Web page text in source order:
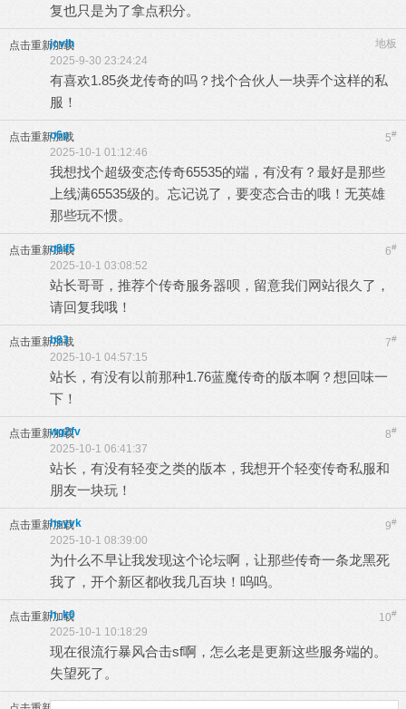
复也只是为了拿点积分。
点击重新加载 地板
jcvlh
2025-9-30 23:24:24
有喜欢1.85炎龙传奇的吗？找个合伙人一块弄个这样的私
服！
点击重新加载 5#
o6p
2025-10-1 01:12:46
我想找个超级变态传奇65535的端，有没有？最好是那些
上线满65535级的。忘记说了，要变态合击的哦！无英雄
那些玩不惯。
点击重新加载 6#
q8if5
2025-10-1 03:08:52
站长哥哥，推荐个传奇服务器呗，留意我们网站很久了，
请回复我哦！
点击重新加载 7#
b83
2025-10-1 04:57:15
站长，有没有以前那种1.76蓝魔传奇的版本啊？想回味一
下！
点击重新加载 8#
wg2fv
2025-10-1 06:41:37
站长，有没有轻变之类的版本，我想开个轻变传奇私服和
朋友一块玩！
点击重新加载 9#
hsyvk
2025-10-1 08:39:00
为什么不早让我发现这个论坛啊，让那些传奇一条龙黑死
我了，开个新区都收我几百块！呜呜。
点击重新加载 10#
h_k0
2025-10-1 10:18:29
现在很流行暴风合击sf啊，怎么老是更新这些服务端的。
失望死了。